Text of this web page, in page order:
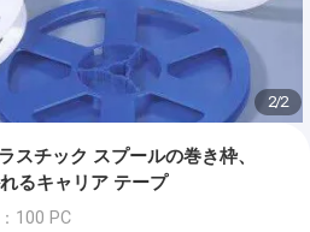
2/2
チック スプールの巻き枠、
るキャリア テープ
100 PC